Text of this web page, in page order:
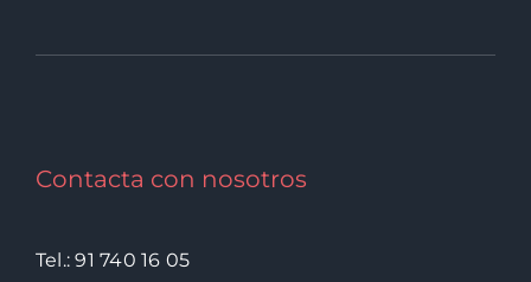
Contacta con nosotros
Tel.: 91 740 16 05